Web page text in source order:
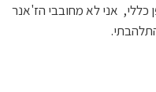
כללי, אני לא מחובבי הז'אנר